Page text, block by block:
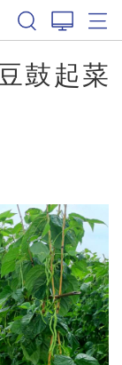
鼓起菜